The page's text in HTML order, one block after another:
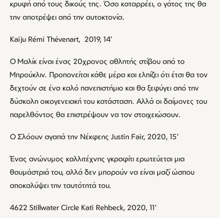
κρυφή από τους δικούς της. Όσο καταρρέει, ο γάτος της θα
την αποτρέψει από την αυτοκτονία.
Kaiju Rémi Thévenart, 2019, 14’
Ο Μαλίκ είναι ένας 20χρονος αθλητής στίβου από το
Μπρούκλιν. Προπονείται κάθε μέρα και ελπίζει ότι έτσι θα τον
δεχτούν σε ένα καλό πανεπιστήμιο και θα ξεφύγει από την
δύσκολη οικογενειακή του κατάσταση. Αλλά οι δαίμονες του
παρελθόντος θα επιστρέψουν να τον στοιχειώσουν.
Ο Σλόουν αγαπά την Νέκφεης Justin Fair, 2020, 15’
Ένας ανώνυμος καλλιτέχνης γκραφίτι ερωτεύεται μια
θαυμάστριά του, αλλά δεν μπορούν να είναι μαζί ώσπου
αποκαλύψει την ταυτότητά του.
4622 Stillwater Circle Kati Rehbeck, 2020, 11’